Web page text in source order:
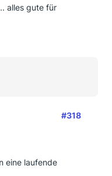
alles gute für
#318
eine laufende